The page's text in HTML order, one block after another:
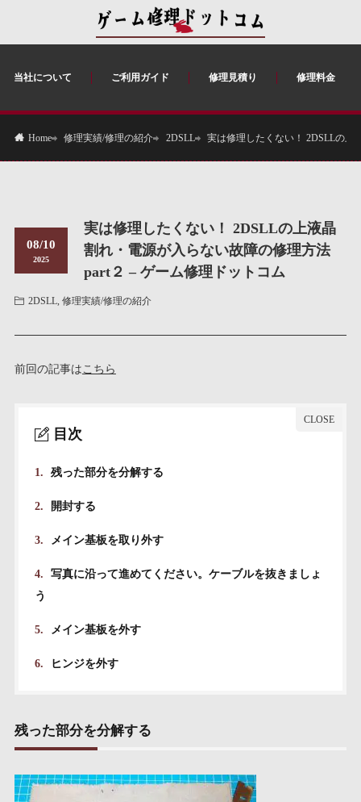
当社について ご利用ガイド 修理見積り 修理料金
Home 修理実績/修理の紹介 2DSLL 実は修理したくない！ 2DSLLの上
08/10
2025
実は修理したくない！ 2DSLLの上液晶
割れ・電源が入らない故障の修理方法
part２ – ゲーム修理ドットコム
2DSLL, 修理実績/修理の紹介
前回の記事はこちら
目次
1. 残った部分を分解する
2. 開封する
3. メイン基板を取り外す
4.
写真に沿って進めてください。ケーブルを抜きましょ
う
5. メイン基板を外す
6. ヒンジを外す
残った部分を分解する